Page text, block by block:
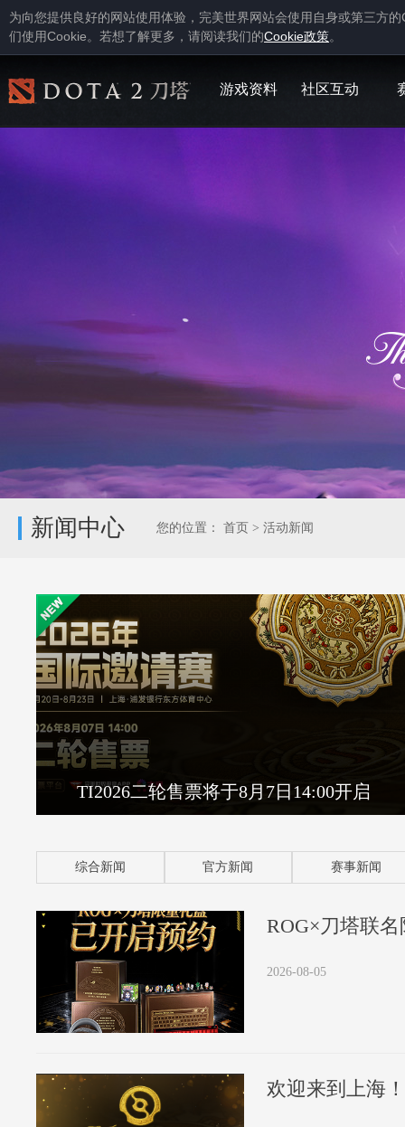
为向您提供良好的网站使用体验，完美世界网站会使用自身或第三方的
们使用Cookie。若想了解更多，请阅读我们的Cookie政策。
游戏资料 社区互动
新闻中心 您的位置： 首页 > 活动新闻
TI2026二轮售票将于8月7日14:00开启
综合新闻 官方新闻 赛事新闻
2026-08-05
欢迎来到上海